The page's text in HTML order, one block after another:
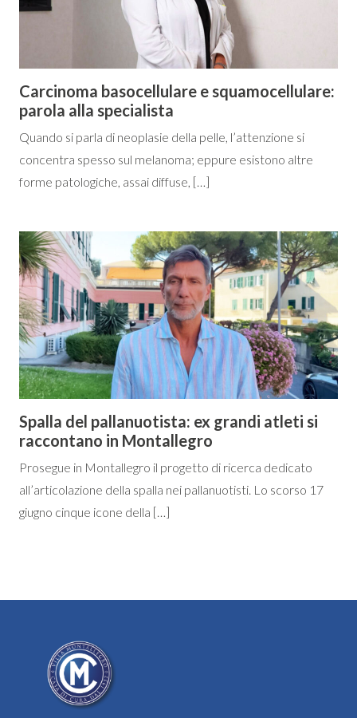
Carcinoma basocellulare e squamocellulare:
parola alla specialista
Quando si parla di neoplasie della pelle, l’attenzione si
concentra spesso sul melanoma; eppure esistono altre
forme patologiche, assai diffuse, […]
Spalla del pallanuotista: ex grandi atleti si
raccontano in Montallegro
Prosegue in Montallegro il progetto di ricerca dedicato
all’articolazione della spalla nei pallanuotisti. Lo scorso 17
giugno cinque icone della […]